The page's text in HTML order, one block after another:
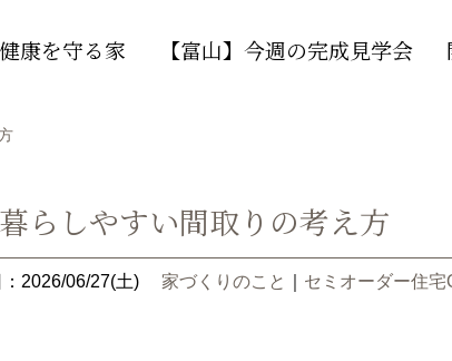
康を守る家 【富山】今週の完成見学会
らしやすい間取りの考え方
2026/06/27(土) 家づくりのこと セミオーダー住宅